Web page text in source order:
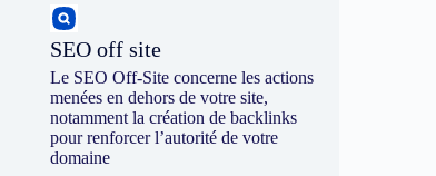
SEO off site
Le SEO Off-Site concerne les actions
menées en dehors de votre site,
notamment la création de backlinks
pour renforcer l’autorité de votre
domaine